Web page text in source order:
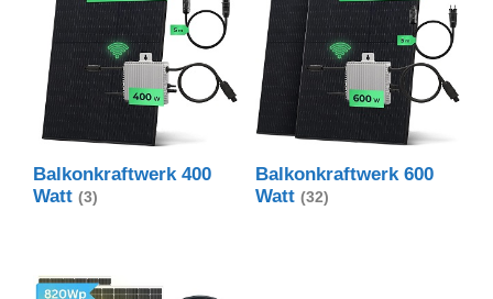
Balkonkraftwerk 400
Watt (3)
Balkonkraftwerk 600
Watt (32)